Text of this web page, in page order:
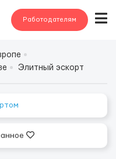
Работодателям
Элитный эскорт